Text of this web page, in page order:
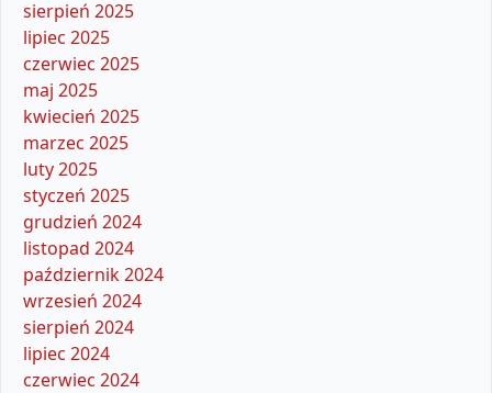
sierpień 2025
lipiec 2025
czerwiec 2025
maj 2025
kwiecień 2025
marzec 2025
luty 2025
styczeń 2025
grudzień 2024
listopad 2024
październik 2024
wrzesień 2024
sierpień 2024
lipiec 2024
czerwiec 2024